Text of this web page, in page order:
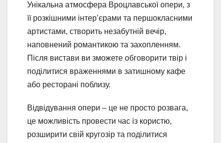
Унікальна атмосфера Вроцлавської опери, з
її розкішними інтер’єрами та першокласними
артистами, створить незабутній вечір,
наповнений романтикою та захопленням.
Після вистави ви зможете обговорити твір і
поділитися враженнями в затишному кафе
або ресторані поблизу.
Відвідування опери – це не просто розвага,
це можливість провести час із користю,
розширити свій кругозір та поділитися